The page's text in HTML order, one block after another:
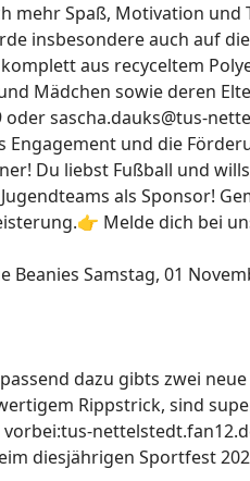
mehr Spaß, Motivation
insbesondere auch auf
aus recyceltem
Mädchen sowie deren
oder sascha.dauks@tus-
Engagement und die
Du liebst Fußball und
als Sponsor!
Melde dich bei
Beanies Samstag, 01
dazu gibts zwei
Rippstrick, sind
vorbei:tus-
diesjährigen Sportfest